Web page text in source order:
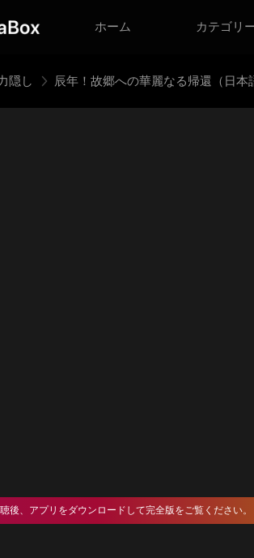
ホーム カテゴリ
隠し
後、アプリをダウンロードして完全版をご覧ください。